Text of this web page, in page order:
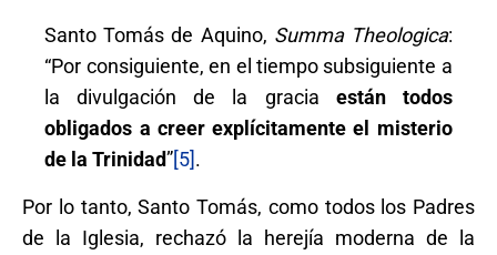
Santo Tomás de Aquino, Summa Theologica:
“Por consiguiente, en el tiempo subsiguiente a
la divulgación de la gracia están todos
obligados a creer explícitamente el misterio
de la Trinidad”[5].
Por lo tanto, Santo Tomás, como todos los Padres
de la Iglesia, rechazó la herejía moderna de la